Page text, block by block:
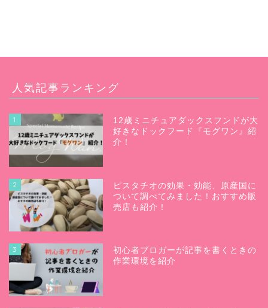
人気記事ランキング
1
12歳ミニチュアダックスフンドが大
好きなドックフード『モグワン』紹
介！
2
ピスタチオの効果・効能、原産国に
ついて調べてみました！おすすめ販
売店も紹介！
3
初心者ブロガーが記事を書くときの
作業環境を紹介